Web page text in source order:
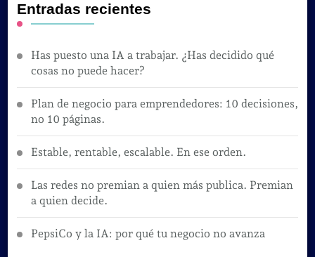
Entradas recientes
Has puesto una IA a trabajar. ¿Has decidido qué
cosas no puede hacer?
Plan de negocio para emprendedores: 10 decisiones,
no 10 páginas.
Estable, rentable, escalable. En ese orden.
Las redes no premian a quien más publica. Premian
a quien decide.
PepsiCo y la IA: por qué tu negocio no avanza